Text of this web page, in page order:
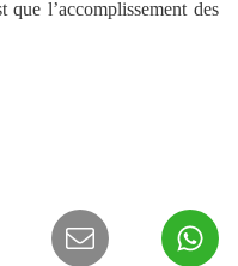
l’accomplissement des